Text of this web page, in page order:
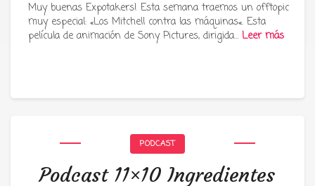
Muy buenas Expotakers! Esta semana traemos un offtopic
muy especial: «Los Mitchell contra las máquinas«. Esta
película de animación de Sony Pictures, dirigida… Leer más
PODCAST
Podcast 11×10 Ingredientes